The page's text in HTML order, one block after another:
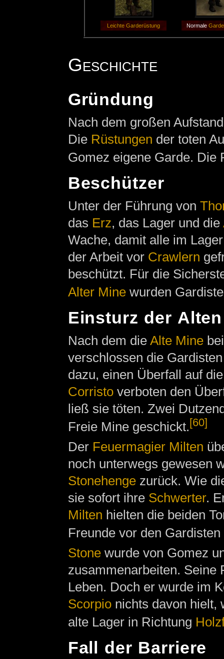
Leichte Garderüstung Normale
Geschichte
Gründung
Nach dem großen
Die Rüstungen der toten
Gomez eigene Garde. Die
Beschützer
Unter der Führung von
das Erz, das Lager und die
Wache, damit alle im
der Arbeit vor Crawlern
beschützt. Für die
Alter Minewurden
Einsturz der
Nach dem die Alte Minebei
verschlossen die
dazu, einen Überfall auf
Corristoverboten den
ließ sie töten. Zwei
Freie Mine geschickt.[60]
Der Feuermagier Milten
noch unterwegs gewesen
Stonehengezurück. Wie
sie sofort ihre Schwerter.
Milten hielten die beiden
Freunde vor den
Stonewurde von Gomez
zusammenarbeiten. Seine
Leben. Doch er wurde im
Scorpionichts davon hielt,
alte Lager in Richtung
Fall der Barriere